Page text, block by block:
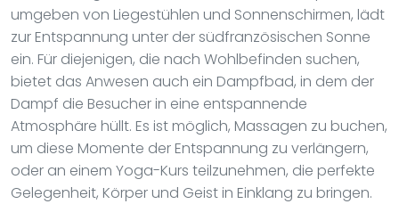
umgeben von Liegestühlen und Sonnenschirmen, lädt
zur Entspannung unter der südfranzösischen Sonne
ein. Für diejenigen, die nach Wohlbefinden suchen,
bietet das Anwesen auch ein Dampfbad, in dem der
Dampf die Besucher in eine entspannende
Atmosphäre hüllt. Es ist möglich, Massagen zu buchen,
um diese Momente der Entspannung zu verlängern,
oder an einem Yoga-Kurs teilzunehmen, die perfekte
Gelegenheit, Körper und Geist in Einklang zu bringen.